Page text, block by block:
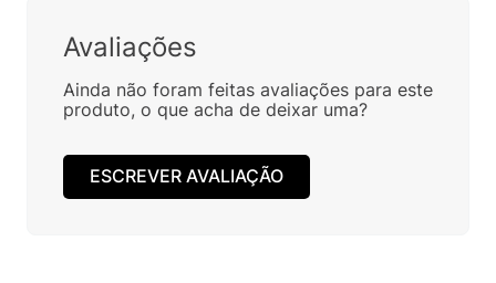
Avaliações
Ainda não foram feitas avaliações para este
produto, o que acha de deixar uma?
ESCREVER AVALIAÇÃO